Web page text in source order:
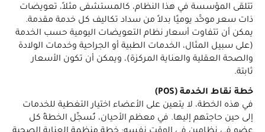
تتلقى المؤسسة في هذا النظام، كالمستشفى مثلاً، تعويضات
ذات سعر موحَّد يوميًا بدلاً من سداد تكاليف كل خدمة مقدمة.
يمكن أن تتفاوت أسعار نظام التعويضات اليومية حسب الخدمة
(على سبيل المثال، الخدمات الطبية أو الجراحية وخدمات الولادة
والصحة العقلية والعناية المركزة)، ويمكن أن تكون الأسعار
ثابتة.
خطة نقاط الخدمة (POS)
في هذه الخطة، لا يتعين على الأعضاء اختيار التغطية للخدمات
إلى حين حاجتهم إليها. في معظم الأحيان، تُسجِّل الخطةُ كل